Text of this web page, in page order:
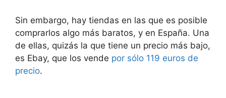
Sin embargo, hay tiendas en las que es posible
comprarlos algo más baratos, y en España. Una
de ellas, quizás la que tiene un precio más bajo,
es Ebay, que los vende por sólo 119 euros de
precio.